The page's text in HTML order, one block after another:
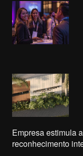
Empresa estimula
reconhecimento